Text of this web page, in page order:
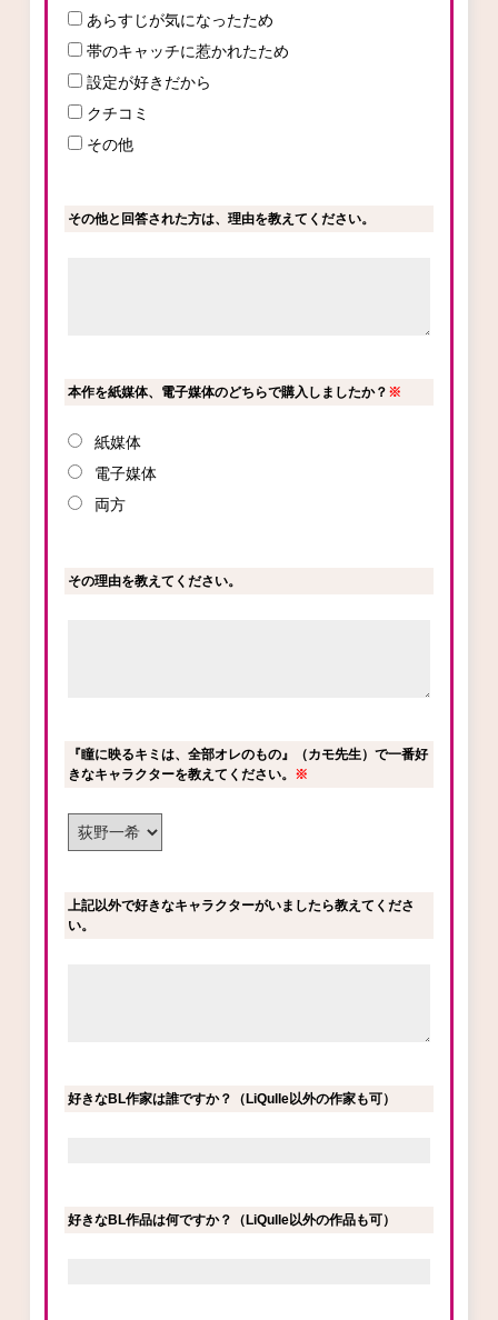
あらすじが気になったため
帯のキャッチに惹かれたため
設定が好きだから
クチコミ
その他
その他と回答された方は、理由を教えてください。
本作を紙媒体、電子媒体のどちらで購入しましたか？ ※
紙媒体
電子媒体
両方
その理由を教えてください。
『瞳に映るキミは、全部オレのもの』（カモ先生）で一番好
きなキャラクターを教えてください。 ※
上記以外で好きなキャラクターがいましたら教えてくださ
い。
好きなBL作家は誰ですか？（LiQulle以外の作家も可）
好きなBL作品は何ですか？（LiQulle以外の作品も可）